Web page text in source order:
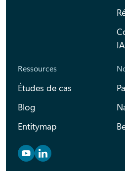
IA
Ressources
Études de cas
Blog
Entitymap
Retrouvez nous sur
Retrouvez nous sur